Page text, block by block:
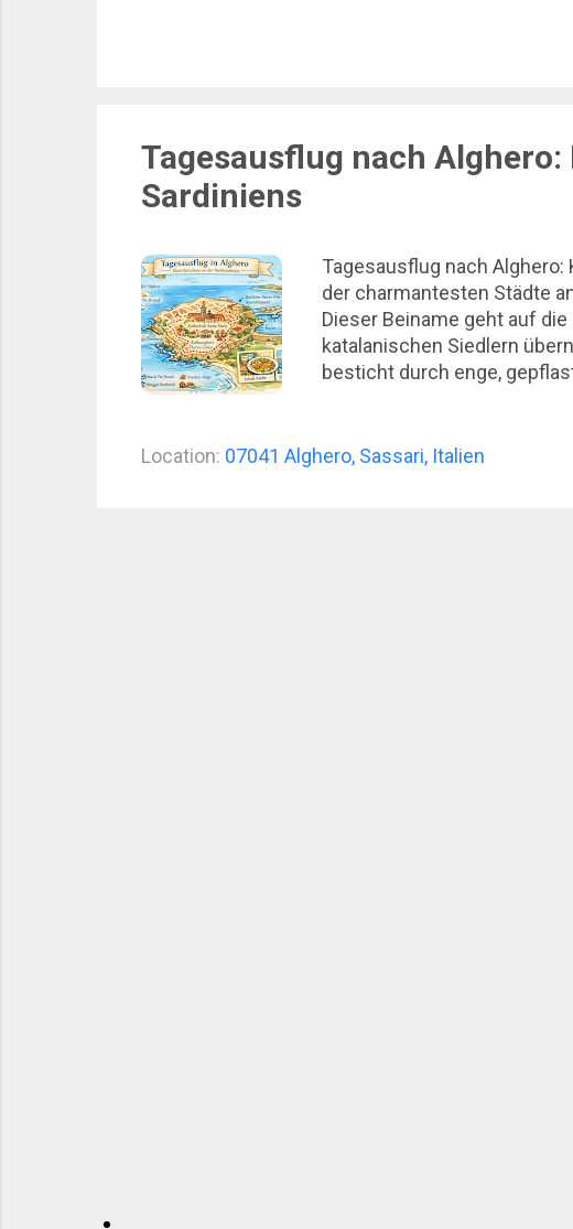
Flugplätze, beeindruckende Natur und eine
Tagesausflug nach
Sardiniens
Tagesausflug nach
der charmantesten Städte
Dieser Beiname geht auf
katalanischen Siedlern
besticht durch enge,
entlang der Stadtmauern,
Location: 07041 Alghero, Sassari, Italien